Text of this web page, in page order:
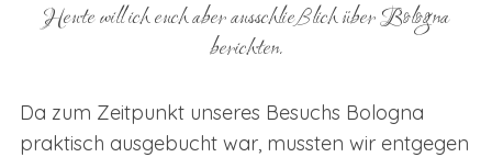
Heute will ich euch aber ausschließlich über Bologna
berichten.
Da zum Zeitpunkt unseres Besuchs Bologna
praktisch ausgebucht war, mussten wir entgegen